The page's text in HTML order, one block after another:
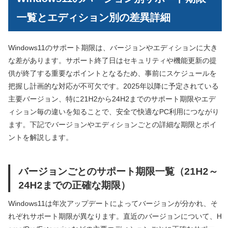
一覧とエディション別の差異詳細
Windows11のサポート期限は、バージョンやエディションに大き
な差があります。サポート終了日はセキュリティや機能更新の提
供が終了する重要なポイントとなるため、事前にスケジュールを
把握し計画的な対応が不可欠です。2025年以降に予定されている
主要バージョン、特に21H2から24H2までのサポート期限やエデ
ィション毎の違いを知ることで、安全で快適なPC利用につながり
ます。下記でバージョンやエディションごとの詳細な期限とポイ
ントを解説します。
バージョンごとのサポート期限一覧（21H2～
24H2までの正確な期限）
Windows11は年次アップデートによってバージョンが分かれ、そ
れぞれサポート期限が異なります。直近のバージョンについて、H